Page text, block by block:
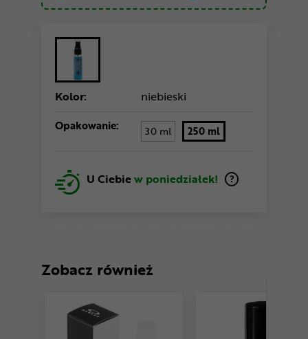
Kolor: niebieski
Opakowanie: 30 ml 250 ml
U Ciebiew poniedziałek!
Zobacz również